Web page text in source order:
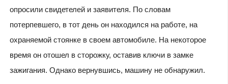
опросили свидетелей и заявителя. По словам
потерпевшего, в тот день он находился на работе, на
охраняемой стоянке в своем автомобиле. На некоторое
время он отошел в сторожку, оставив ключи в замке
зажигания. Однако вернувшись, машину не обнаружил.